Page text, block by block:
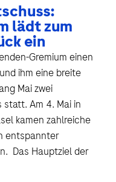
lädt zum
ein
Gremium einen
ihm eine breite
Mai zwei
Am 4. Mai in
kamen zahlreiche
entspannter
Das Hauptziel der